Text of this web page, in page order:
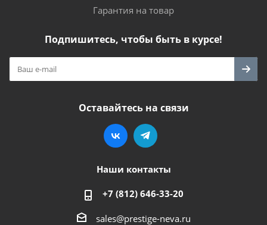
Гарантия на товар
Подпишитесь, чтобы быть в курсе!
Оставайтесь на связи
Наши контакты
+7 (812) 646-33-20
sales@prestige-neva.ru